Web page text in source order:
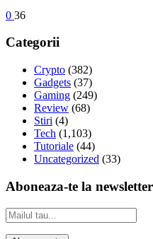
0 36
Categorii
Crypto (382)
Gadgets (37)
Gaming (249)
Review (68)
Stiri (4)
Tech (1,103)
Tutoriale (44)
Uncategorized (33)
Aboneaza-te la newsletter